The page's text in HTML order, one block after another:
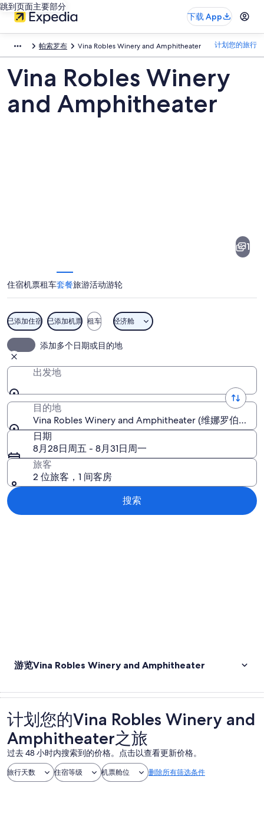
跳到页面主要部分
下载 App
帕索罗布 Vina Robles Winery and Amphitheater 计划您的旅行
Vina Robles Winery
and Amphitheater
Amphitheater
图
1
住宿机票租车套餐旅游活动游轮
已添加住宿 已添加机票 租车 经济舱
添加多个日期或目的地
出发地
目的地
Vina Robles Winery and Amphitheater (维娜罗伯斯酒
日期
8月28日周五 - 8月31日周一
旅客
2 位旅客，1 间客房
搜索
游览Vina Robles Winery and Amphitheater
计划您的Vina Robles Winery and
Amphitheater之旅
过去 48 小时内搜索到的价格。点击以查看更新价格。
旅行天数 住宿等级 机票舱位 删除所有筛选条件